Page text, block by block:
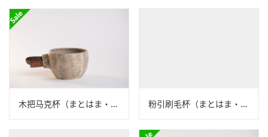
木把马克杯（まとはま・安竹）N24B458 粉引刷毛杯（まとはま・安竹）N23B433